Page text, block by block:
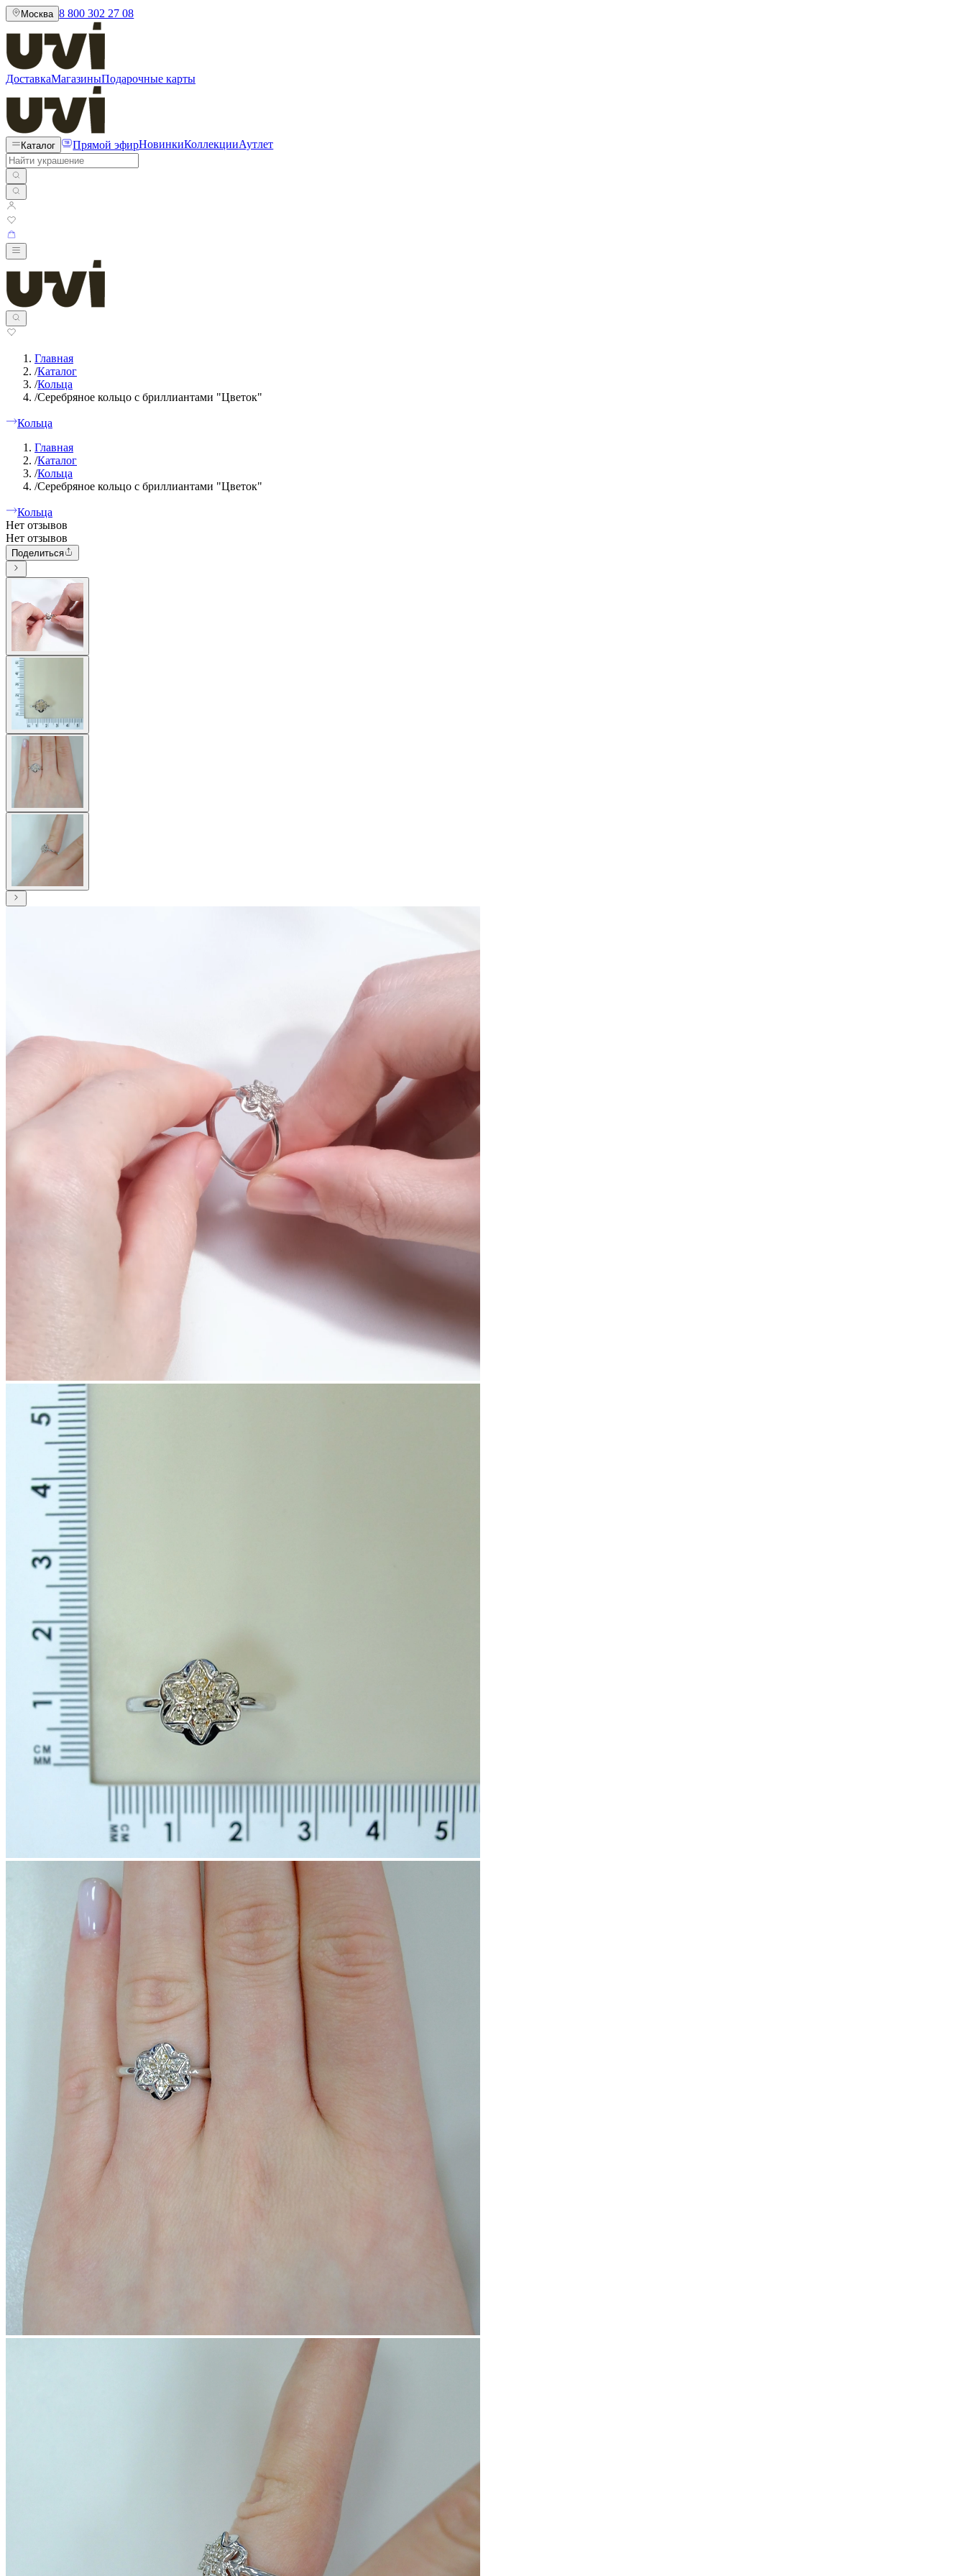
Москва 8 800 302 27 08
ДоставкаМагазиныПодарочные карты
Каталог Прямой эфирНовинкиКоллекцииАутлет
Главная
/Каталог
/Кольца
/Серебряное кольцо с бриллиантами "Цветок"
Кольца
Главная
/Каталог
/Кольца
/Серебряное кольцо с бриллиантами "Цветок"
Кольца
Нет отзывов
Нет отзывов
Поделиться